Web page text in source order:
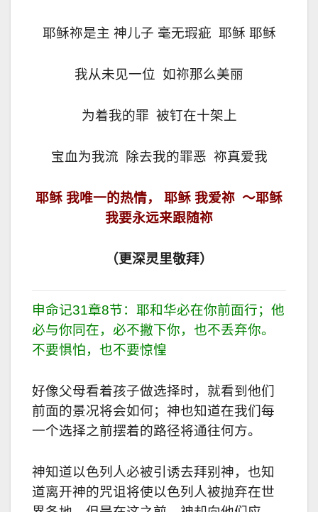
耶稣祢是主 神儿子 毫无瑕疵 耶稣 耶稣
我从未见一位 如祢那么美丽
为着我的罪 被钉在十架上
宝血为我流 除去我的罪恶 祢真爱我
耶稣 我唯一的热情， 耶稣 我爱祢 ～耶稣
我要永远来跟随祢
（更深灵里敬拜）
申命记31章8节：耶和华必在你前面行；他
必与你同在，必不撇下你，也不丢弃你。
不要惧怕，也不要惊惶
好像父母看着孩子做选择时，就看到他们
前面的景况将会如何；神也知道在我们每
一个选择之前摆着的路径将通往何方。
神知道以色列人必被引诱去拜别神，也知
道离开神的咒诅将使以色列人被抛弃在世